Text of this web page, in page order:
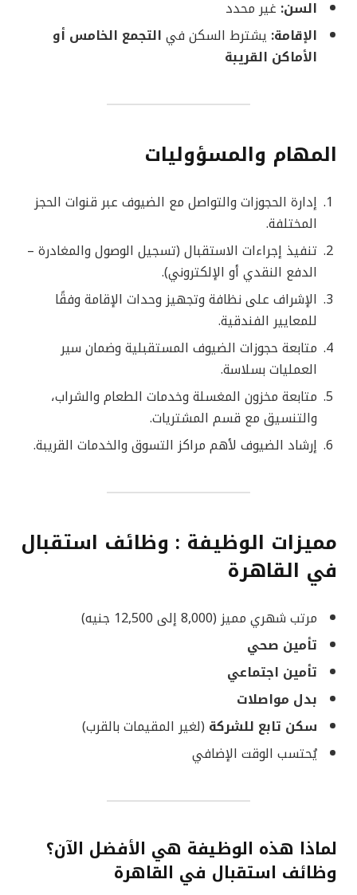
السن: غير محدد
الإقامة: يشترط السكن في التجمع الخامس أو
الأماكن القريبة
المهام والمسؤوليات
إدارة الحجوزات والتواصل مع الضيوف عبر قنوات الحجز
المختلفة.
تنفيذ إجراءات الاستقبال (تسجيل الوصول والمغادرة –
الدفع النقدي أو الإلكتروني).
الإشراف على نظافة وتجهيز وحدات الإقامة وفقًا
للمعايير الفندقية.
متابعة حجوزات الضيوف المستقبلية وضمان سير
العمليات بسلاسة.
متابعة مخزون المغسلة وخدمات الطعام والشراب،
والتنسيق مع قسم المشتريات.
إرشاد الضيوف لأهم مراكز التسوق والخدمات القريبة.
مميزات الوظيفة : وظائف استقبال
في القاهرة
مرتب شهري مميز (8,000 إلى 12,500 جنيه)
تأمين صحي
تأمين اجتماعي
بدل مواصلات
سكن تابع للشركة (لغير المقيمات بالقرب)
يُحتسب الوقت الإضافي
لماذا هذه الوظيفة هي الأفضل الآن؟
وظائف استقبال في القاهرة